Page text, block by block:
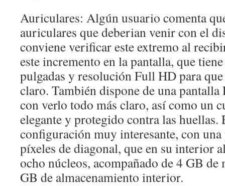
Auriculares: Algún usuario comenta
auriculares que deberian venir con el
conviene verificar este extremo al
este incremento en la pantalla, que
pulgadas y resolución Full HD para
claro. También dispone de una pantalla
con verlo todo más claro, así como un
elegante y protegido contra las huellas.
configuración muy interesante, con
píxeles de diagonal, que en su interior
ocho núcleos, acompañado de 4 GB
GB de almacenamiento interior.